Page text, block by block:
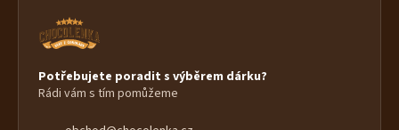
Potřebujete poradit s výběrem dárku?
Rádi vám s tím pomůžeme